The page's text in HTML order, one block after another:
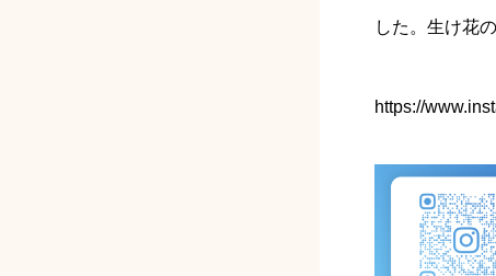
した。生け花
https://